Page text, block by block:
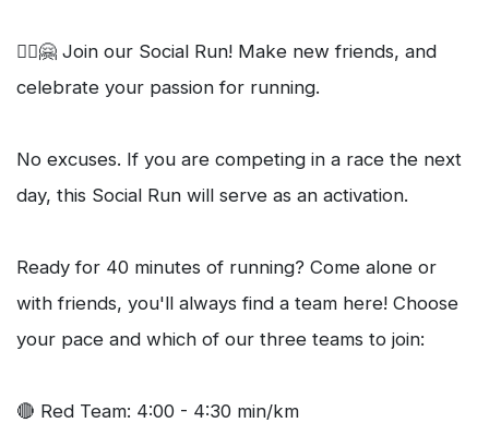
🏃‍♀️🤗 Join our Social Run! Make new friends, and
celebrate your passion for running.
No excuses. If you are competing in a race the next
day, this Social Run will serve as an activation.
Ready for 40 minutes of running? Come alone or
with friends, you'll always find a team here! Choose
your pace and which of our three teams to join:
🔴 Red Team: 4:00 - 4:30 min/km